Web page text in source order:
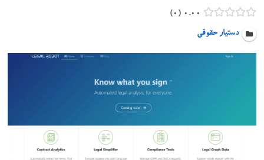
www.hooshtaak.ir
۰.۰۰ ۰
دستیار حقوقی